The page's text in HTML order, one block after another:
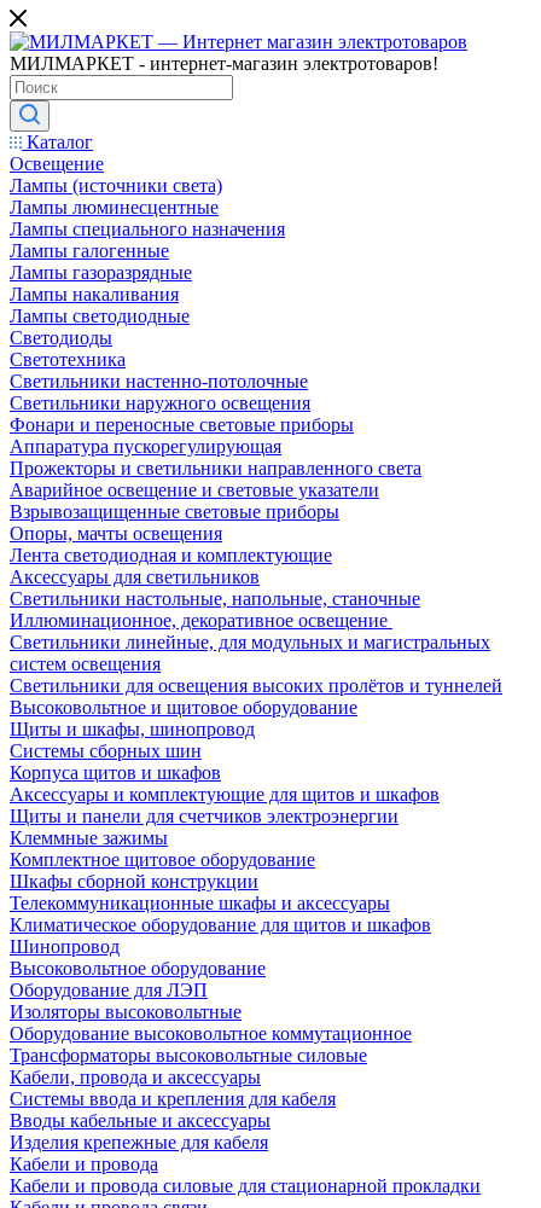
МИЛМАРКЕТ - интернет-магазин электротоваров!
Каталог
Освещение
Лампы (источники света)
Лампы люминесцентные
Лампы специального назначения
Лампы галогенные
Лампы газоразрядные
Лампы накаливания
Лампы светодиодные
Светодиоды
Светотехника
Светильники настенно-потолочные
Светильники наружного освещения
Фонари и переносные световые приборы
Аппаратура пускорегулирующая
Прожекторы и светильники направленного света
Аварийное освещение и световые указатели
Взрывозащищенные световые приборы
Опоры, мачты освещения
Лента светодиодная и комплектующие
Аксессуары для светильников
Светильники настольные, напольные, станочные
Иллюминационное, декоративное освещение
Светильники линейные, для модульных и магистральных
систем освещения
Светильники для освещения высоких пролётов и туннелей
Высоковольтное и щитовое оборудование
Щиты и шкафы, шинопровод
Системы сборных шин
Корпуса щитов и шкафов
Аксессуары и комплектующие для щитов и шкафов
Щиты и панели для счетчиков электроэнергии
Клеммные зажимы
Комплектное щитовое оборудование
Шкафы сборной конструкции
Телекоммуникационные шкафы и аксессуары
Климатическое оборудование для щитов и шкафов
Шинопровод
Высоковольтное оборудование
Оборудование для ЛЭП
Изоляторы высоковольтные
Оборудование высоковольтное коммутационное
Трансформаторы высоковольтные силовые
Кабели, провода и аксессуары
Системы ввода и крепления для кабеля
Вводы кабельные и аксессуары
Изделия крепежные для кабеля
Кабели и провода
Кабели и провода силовые для стационарной прокладки